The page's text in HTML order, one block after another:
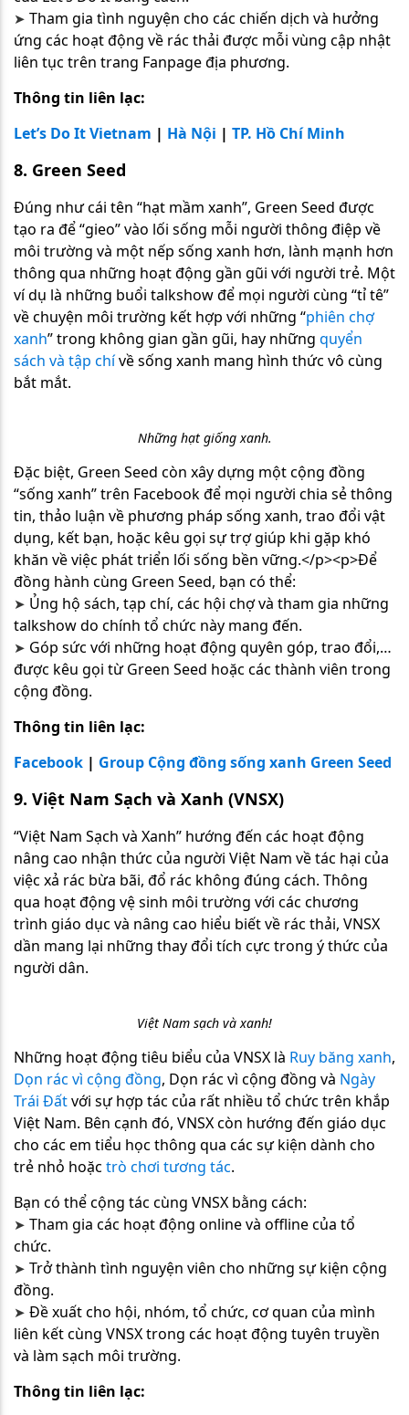
➤​​​​​​​ Tham gia tình nguyện cho các chiến dịch và hưởng
ứng các hoạt động về rác thải được mỗi vùng cập nhật
liên tục trên trang Fanpage địa phương.
Thông tin liên lạc:
Let’s Do It Vietnam | Hà Nội | TP. Hồ Chí Minh
8. Green Seed
Đúng như cái tên “hạt mầm xanh”, Green Seed được
tạo ra để “gieo” vào lối sống mỗi người thông điệp về
môi trường và một nếp sống xanh hơn, lành mạnh hơn
thông qua những hoạt động gần gũi với người trẻ. Một
ví dụ là những buổi talkshow để mọi người cùng “tỉ tê”
về chuyện môi trường kết hợp với những “phiên chợ
xanh”trong không gian gần gũi, hay những quyển
sách và tập chívề sống xanh mang hình thức vô cùng
bắt mắt.
Những hạt giống xanh.
Đặc biệt, Green Seed còn xây dựng một cộng đồng
“sống xanh” trên Facebook để mọi người chia sẻ thông
tin, thảo luận về phương pháp sống xanh, trao đổi vật
dụng, kết bạn, hoặc kêu gọi sự trợ giúp khi gặp khó
khăn về việc phát triển lối sống bền vững.</p><p>Để
đồng hành cùng Green Seed, bạn có thể:
➤​​​​​​​ Ủng hộ sách, tạp chí, các hội chợ và tham gia những
talkshow do chính tổ chức này mang đến.
➤​​​​​​​ Góp sức với những hoạt động quyên góp, trao đổi,…
được kêu gọi từ Green Seed hoặc các thành viên trong
cộng đồng.
Thông tin liên lạc:
Facebook | Group Cộng đồng sống xanh Green Seed
9. Việt Nam Sạch và Xanh (VNSX)
“Việt Nam Sạch và Xanh” hướng đến các hoạt động
nâng cao nhận thức của người Việt Nam về tác hại của
việc xả rác bừa bãi, đổ rác không đúng cách. Thông
qua hoạt động vệ sinh môi trường với các chương
trình giáo dục và nâng cao hiểu biết về rác thải, VNSX
dần mang lại những thay đổi tích cực trong ý thức của
người dân.
Việt Nam sạch và xanh!
Những hoạt động tiêu biểu của VNSX là Ruy băng xanh,
Dọn rác vì cộng đồng, Dọn rác vì cộng đồng và Ngày
Trái Đấtvới sự hợp tác của rất nhiều tổ chức trên khắp
Việt Nam. Bên cạnh đó, VNSX còn hướng đến giáo dục
cho các em tiểu học thông qua các sự kiện dành cho
trẻ nhỏ hoặc trò chơi tương tác.
Bạn có thể cộng tác cùng VNSX bằng cách:
➤​​​​​​​ Tham gia các hoạt động online và offline của tổ
chức.
➤​​​​​​​ Trở thành tình nguyện viên cho những sự kiện cộng
đồng.
➤​​​​​​​ Đề xuất cho hội, nhóm, tổ chức, cơ quan của mình
liên kết cùng VNSX trong các hoạt động tuyên truyền
và làm sạch môi trường.
Thông tin liên lạc: